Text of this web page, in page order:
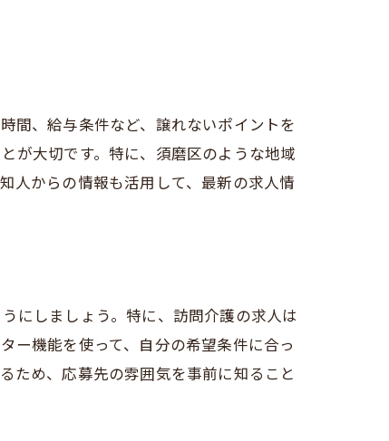
間、給与条件など、譲れないポイントを
が大切です。特に、須磨区のような地域
人からの情報も活用して、最新の求人情
にしましょう。特に、訪問介護の求人は
ー機能を使って、自分の希望条件に合っ
ため、応募先の雰囲気を事前に知ること